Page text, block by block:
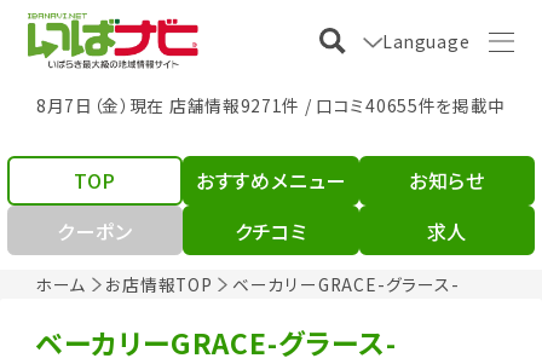
Language
8月7日（金）現在 店舗情報9271件 / 口コミ40655件を掲載中
ホーム お店情報TOP ベーカリーGRACE-グラース-
TOP おすすめメニュー
お知らせ
クーポン
クチコミ 求人
ベーカリーGRACE-グラース-